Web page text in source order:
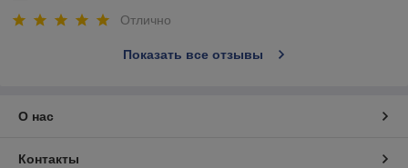
Отлично
Показать все отзывы
О нас
Контакты